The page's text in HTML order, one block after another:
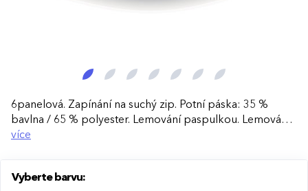
6panelová. Zapínání na suchý zip. Potní páska: 35 %
bavlna / 65 % polyester. Lemování paspulkou. Lemování
na zavírání. Kontrastní kšilt. Obšité větrací otvory.
více
Vyberte barvu: